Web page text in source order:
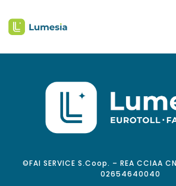
©FAI SERVICE S.Coop. – REA CCIAA
02654640040